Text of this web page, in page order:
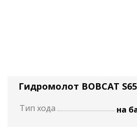
Гидромолот BOBCAT
Тип хода
на